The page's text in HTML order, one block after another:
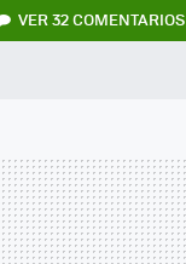
VER32 COMENTARIOS